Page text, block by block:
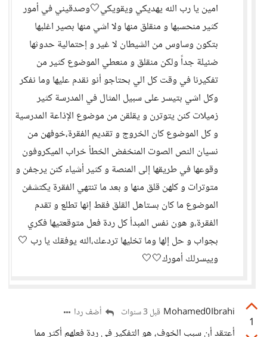
امين يا رب الله يهديكي ويقويكي🤍وصدقيني في أمور
كثير منحسبها و منقلق منها ولا اشي منها بصير اغلبها
بتكون وساوس من الشيطان لا غير و إحتمالية حدوثها
ضئيلة جداً ولكن منقلق و منعطي الموضوع كثير من
تفكيرنا في وقت كل الي بحتاجو أنو نقدم عليها وما نفكر
وكل اشي بتيسر على سبيل المثال في المدرسة كثير
زميلات كنن يتوترن و يقلقن من موضوع الإذاعة المدرسية
و كل الموضوع كان الخروج و تقديم الفقرة،خوفهن من
نسيان النص الصوت المنخفض الخطأ خراب الميكروفون
وقوعها في طريقها إلى المنصة و كثير أشياء كنن يرجفن و
متوترات و كلهن قلق منها و بعد ما تنتهي الفقرة يكتشفن
الموضوع ما كان بستاهل القلق فقط إنها تطلع و تقدم
الفقرة،و هون نفس المبدأ كل ردة فعل متوقعتيها فكري
بجواب و حل إلها وما تخليها تردعك،الله يوفقك يا رب 🤍
وييسرلك أمورك🤍🤍
1
Mohamed0Ibrahi قبل 3 سنوات أضف ردا